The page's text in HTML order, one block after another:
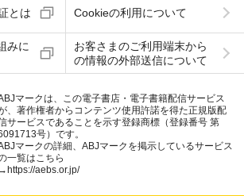
とは Cookieの利用について
みに
お客さまのご利用端末から
の情報の外部送信について
マークは、この電子書店・電子書籍配信サービス
、著作権者からコンテンツ使用許諾を得た正規版配
サービスであることを示す登録商標（登録番号 第
号）です。
マークの詳細、ABJマークを掲示しているサービス
一覧はこちら
→ https://aebs.or.jp/